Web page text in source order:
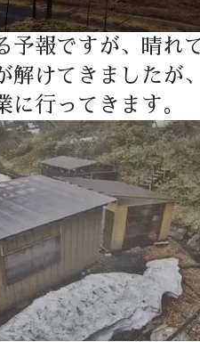
予報ですが、晴れ
解けてきましたが
に行ってきます。